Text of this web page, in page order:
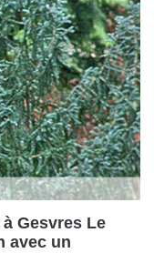
Gesvres Le
avec un